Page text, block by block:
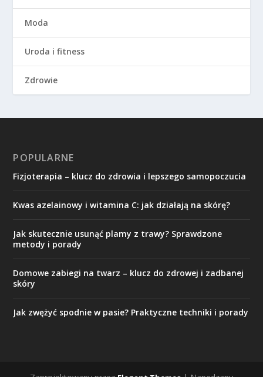
Moda
Uroda i fitness
Zdrowie
POPULARNE
Fizjoterapia – klucz do zdrowia i lepszego samopoczucia
Kwas azelainowy i witamina C: jak działają na skórę?
Jak skutecznie usunąć plamy z trawy? Sprawdzone
metody i porady
Domowe zabiegi na twarz – klucz do zdrowej i zadbanej
skóry
Jak zwężyć spodnie w pasie? Praktyczne techniki i porady